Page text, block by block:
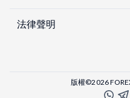
法律聲明
版權©2026